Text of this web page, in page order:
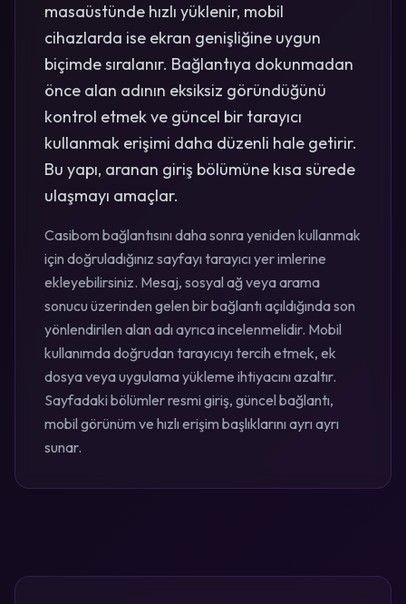
masaüstünde hızlı yüklenir, mobil
cihazlarda ise ekran genişliğine uygun
biçimde sıralanır. Bağlantıya dokunmadan
önce alan adının eksiksiz göründüğünü
kontrol etmek ve güncel bir tarayıcı
kullanmak erişimi daha düzenli hale getirir.
Bu yapı, aranan giriş bölümüne kısa sürede
ulaşmayı amaçlar.
Casibom bağlantısını daha sonra yeniden kullanmak
için doğruladığınız sayfayı tarayıcı yer imlerine
ekleyebilirsiniz. Mesaj, sosyal ağ veya arama
sonucu üzerinden gelen bir bağlantı açıldığında son
yönlendirilen alan adı ayrıca incelenmelidir. Mobil
kullanımda doğrudan tarayıcıyı tercih etmek, ek
dosya veya uygulama yükleme ihtiyacını azaltır.
Sayfadaki bölümler resmi giriş, güncel bağlantı,
mobil görünüm ve hızlı erişim başlıklarını ayrı ayrı
sunar.